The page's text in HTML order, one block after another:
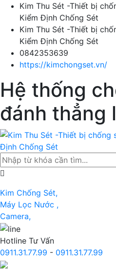
Kim Thu Sét -Thiết bị
Kiểm Định Chống Sét
Kim Thu Sét -Thiết bị
Kiểm Định Chống Sét
0842353639
https://kimchongset.vn/
Hệ thống
đánh thẳng
Kim Chống Sét,
Máy Lọc Nước ,
Camera,
Hotline Tư Vấn
0911.31.77.99 - 0911.31.77.99